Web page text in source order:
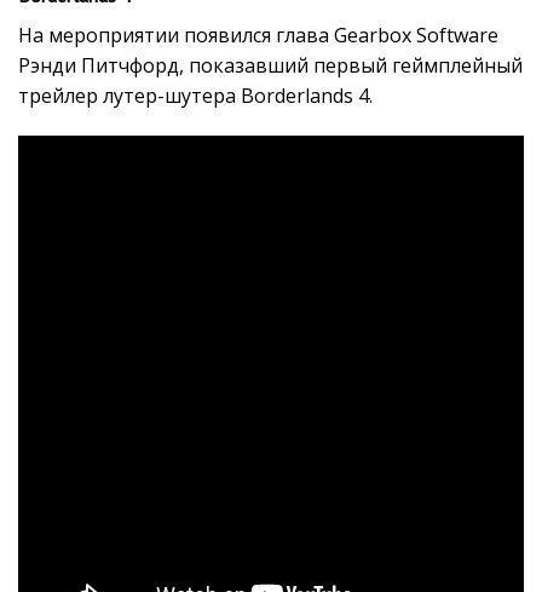
На мероприятии появился глава Gearbox Software
Рэнди Питчфорд, показавший первый геймплейный
трейлер лутер-шутера Borderlands 4.